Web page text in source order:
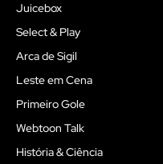
Juicebox
Select & Play
Arca de Sigil
Leste em Cena
Primeiro Gole
Webtoon Talk
História & Ciência